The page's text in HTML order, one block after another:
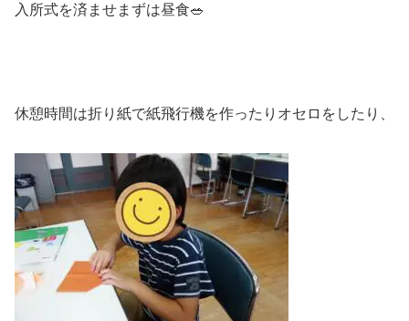
入所式を済ませまずは昼食🥗
休憩時間は折り紙で紙飛行機を作ったりオセロをしたり、